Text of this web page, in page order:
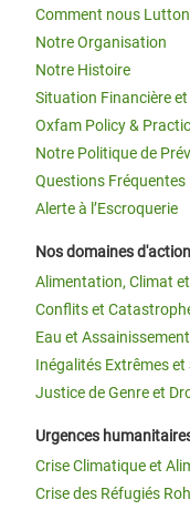
Comment nous
Notre Organisation
Notre Histoire
Situation Financière
Oxfam Policy &
Notre Politique de
Questions Fréquentes
Alerte à l’Escroquerie
Nos domaines d'action
Alimentation, Climat
Conflits et
Eau et Assainissement
Inégalités Extrêmes et
Justice de Genre et
Urgences
Crise Climatique et
Crise des Réfugiés